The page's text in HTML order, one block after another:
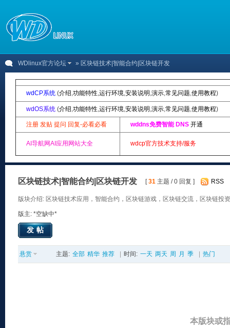
WDlinux官方论坛 » 区块链技术|智能合约|区块链开发
wdCP系统 (介绍,功能特性,运行环境,安装说明 ,演示,常见问题,使用教程)
wdOS系统 (介绍,功能特性,运行环境,安装说明 ,演示,常见问题,使用教程)
注册 发贴 提问 回复-必看必看 wddns免费智能 DNS 开通
AI导航网AI应用网站大全 wdcp官方技术支持/服务
区块链技术|智能合约|区块链开发 [31 主题 / 0 回复 ] RSS
版块介绍: 区块链技术应用，智能合约，区块链游戏，区块链交流，区块链投
版主: *空缺中*
发帖
悬赏 主题: 全部 精华 推荐 时间: 一天 两天 周 月 季 热门
本版块或